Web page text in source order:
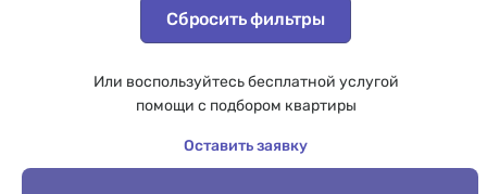
Сбросить фильтры
Или воспользуйтесь бесплатной услугой
помощи с подбором квартиры
Оставить заявку